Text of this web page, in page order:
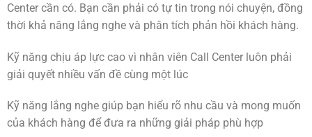
Center cần có. Bạn cần phải có tự tin trong nói chuyện, đồng
thời khả năng lắng nghe và phân tích phản hồi khách hàng.
Kỹ năng chịu áp lực cao vì nhân viên Call Center luôn phải
giải quyết nhiều vấn đề cùng một lúc
Kỹ năng lắng nghe giúp bạn hiểu rõ nhu cầu và mong muốn
của khách hàng để đưa ra những giải pháp phù hợp